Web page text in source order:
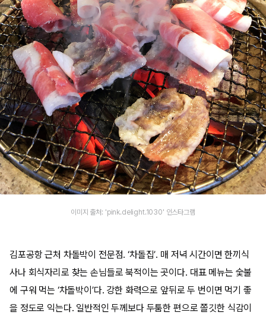
이미지 출처: 'pink.delight.1030' 인스타그램
김포공항 근처 차돌박이 전문점. ‘차돌집’. 매 저녁 시간이면 한끼식
사나 회식자리로 찾는 손님들로 북적이는 곳이다. 대표 메뉴는 숯불
에 구워 먹는 ‘차돌박이’다. 강한 화력으로 앞뒤로 두 번이면 먹기 좋
을 정도로 익는다. 일반적인 두께보다 두툼한 편으로 쫄깃한 식감이